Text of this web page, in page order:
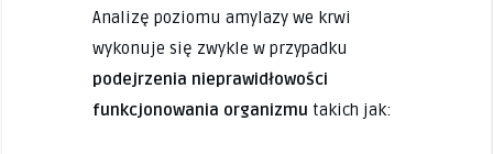
Analizę poziomu amylazy we krwi
wykonuje się zwykle w przypadku
podejrzenia nieprawidłowości
funkcjonowania organizmu takich jak: